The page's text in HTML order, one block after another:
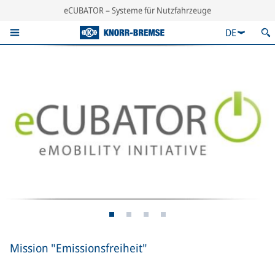
eCUBATOR – Systeme für Nutzfahrzeuge
DE
Mission "Emissionsfreiheit"